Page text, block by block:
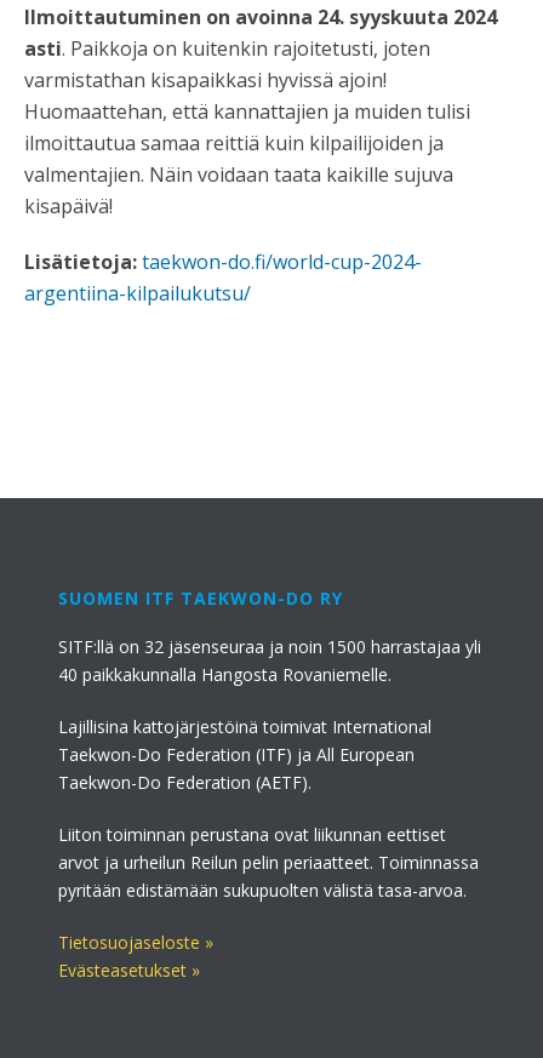
Ilmoittautuminen on avoinna 24. syyskuuta 2024
asti. Paikkoja on kuitenkin rajoitetusti, joten
varmistathan kisapaikkasi hyvissä ajoin!
Huomaattehan, että kannattajien ja muiden tulisi
ilmoittautua samaa reittiä kuin kilpailijoiden ja
valmentajien. Näin voidaan taata kaikille sujuva
kisapäivä!
Lisätietoja:taekwon-do.fi/world-cup-2024-
argentiina-kilpailukutsu/
SUOMEN ITF TAEKWON-DO RY
SITF:llä on 32 jäsenseuraa ja noin 1500 harrastajaa yli
40 paikkakunnalla Hangosta Rovaniemelle.
Lajillisina kattojärjestöinä toimivat International
Taekwon-Do Federation (ITF) ja All European
Taekwon-Do Federation (AETF).
Liiton toiminnan perustana ovat liikunnan eettiset
arvot ja urheilun Reilun pelin periaatteet. Toiminnassa
pyritään edistämään sukupuolten välistä tasa-arvoa.
Tietosuojaseloste »
Evästeasetukset »